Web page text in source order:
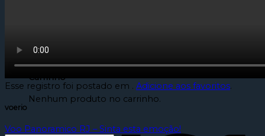
0
Carrinho
Nenhum produto no carrinho.
Esse registro foi postado em . Adicione aos favoritos.
voerio
Voo Panoramico RJ – Sinta esta emoção!